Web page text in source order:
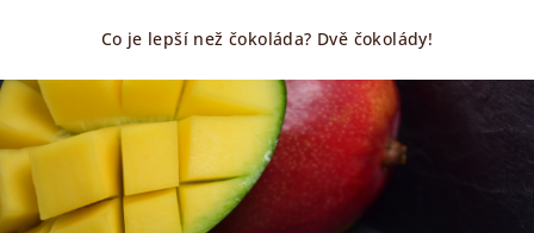
Co je lepší než čokoláda? Dvě čokolády!